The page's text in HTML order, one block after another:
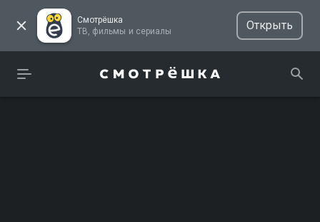
Смотрёшка
ТВ, фильмы и сериалы
Открыть